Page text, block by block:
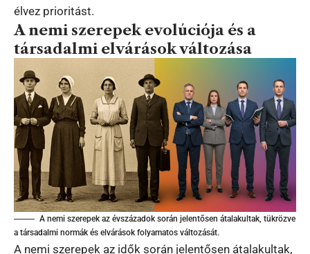
élvez prioritást.
A nemi szerepek evolúciója és a
társadalmi elvárások változása
A nemi szerepek az évszázadok során jelentősen átalakultak, tükrözve
a társadalmi normák és elvárások folyamatos változását.
A nemi szerepek az idők során jelentősen átalakultak,